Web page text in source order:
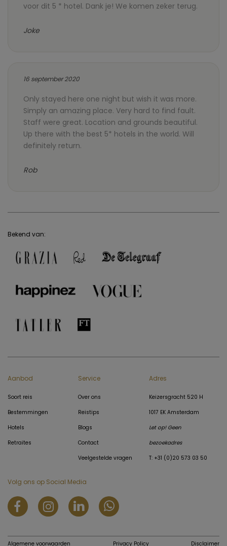
voor dit 5 * hotel. Dank je! We komen zeker terug.
Joke
16 september 2020
Only stayed here one night but wish it was more.
Simply an amazing place. Very hard to find fault.
Staff were great. Location and grounds beautiful.
Up there with the best 5* hotels in the world. Will
definitely return.
Rob
Bekend van:
Aanbod
Soort reis
Bestemmingen
Hotels
Retraites
Service
Over ons
Reistips
Blogs
Contact
Veelgestelde vragen
Adres
Keizersgracht 520 H
1017 EK Amsterdam
Let op! Geen
bezoekadres
T: +31 (0)20 573 03 50
Volg ons op Social Media
Algemene voorwaarden Privacy Policy Disclaimer